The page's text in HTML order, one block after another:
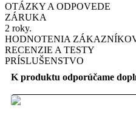
OTÁZKY A ODPOVEDE
ZÁRUKA
2 roky.
HODNOTENIA
RECENZIE A TESTY
PRÍSLUŠENSTVO
K produktu odporúčame